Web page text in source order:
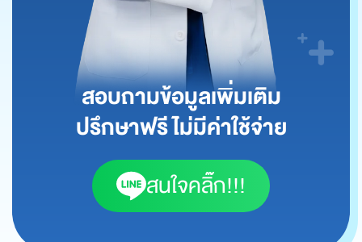
สอบถามข้อมูลเพิ่มเติม
ปรึกษาฟรี ไม่มีค่าใช้จ่าย
สนใจคลิ๊ก!!!